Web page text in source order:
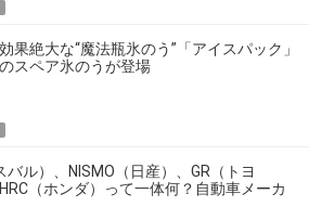
果絶大な“魔法瓶氷のう”「アイスパック」
スペア氷のうが登場
バル）、NISMO（日産）、GR（トヨ
（ホンダ）って一体何？自動車メーカ